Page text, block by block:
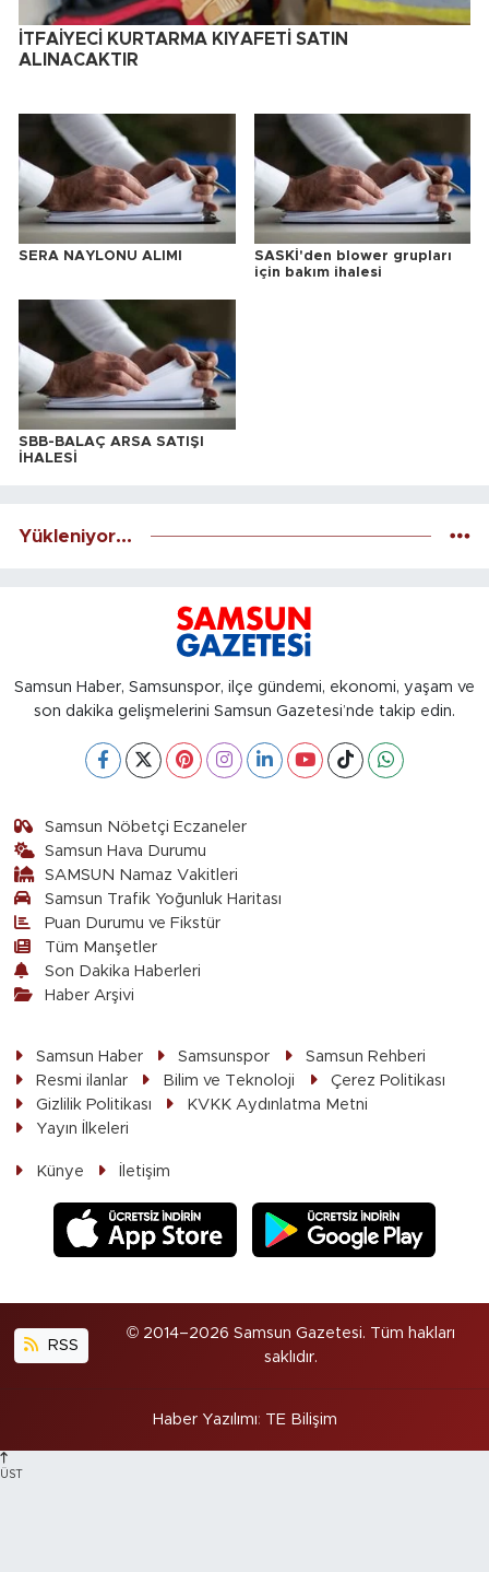
İTFAİYECİ KURTARMA KIYAFETİ SATIN
ALINACAKTIR
SERA NAYLONU ALIMI
SASKİ'den blower grupları
için bakım ihalesi
SBB-BALAÇ ARSA SATIŞI
İHALESİ
Yükleniyor...
Samsun Haber, Samsunspor, ilçe gündemi, ekonomi, yaşam ve
son dakika gelişmelerini Samsun Gazetesi’nde takip edin.
Samsun Nöbetçi Eczaneler
Samsun Hava Durumu
SAMSUN Namaz Vakitleri
Samsun Trafik Yoğunluk Haritası
Puan Durumu ve Fikstür
Tüm Manşetler
Son Dakika Haberleri
Haber Arşivi
Samsun Haber Samsunspor
Samsun Rehberi
Resmi ilanlar
Bilim ve Teknoloji
Çerez Politikası
Gizlilik Politikası
KVKK Aydınlatma Metni
Yayın İlkeleri
Künye İletişim
RSS
© 2014–2026 Samsun Gazetesi. Tüm hakları
saklıdır.
Haber Yazılımı: TE Bilişim
ÜST